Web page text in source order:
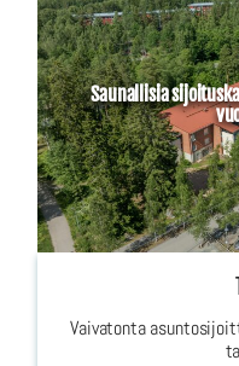
Saunallisia
Vaivatonta